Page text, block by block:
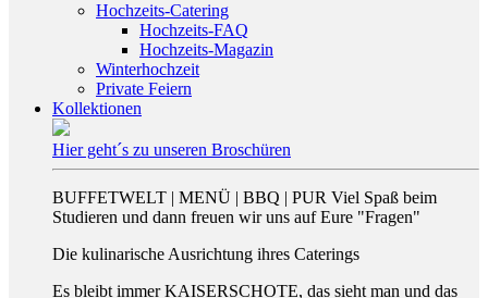
Hochzeits-Catering
Hochzeits-FAQ
Hochzeits-Magazin
Winterhochzeit
Private Feiern
Kollektionen
Hier geht´s zu unseren Broschüren
BUFFETWELT | MENÜ | BBQ | PUR Viel Spaß beim
Studieren und dann freuen wir uns auf Eure "Fragen"
Die kulinarische Ausrichtung ihres Caterings
Es bleibt immer KAISERSCHOTE, das sieht man und das